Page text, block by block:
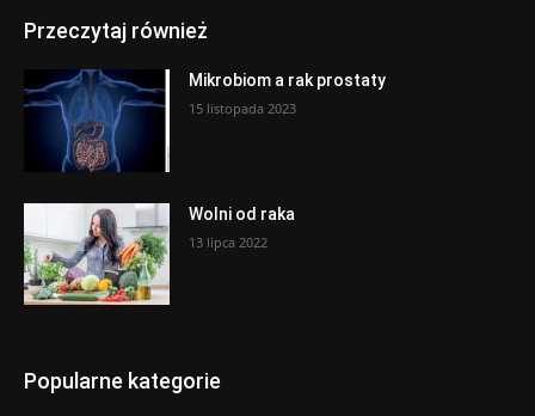
Przeczytaj również
Mikrobiom a rak prostaty
15 listopada 2023
Wolni od raka
13 lipca 2022
Popularne kategorie